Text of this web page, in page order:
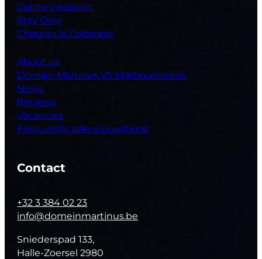
Culinary passion
Stay Over
Chateau la Colombie
About us
Domain Martinus VS Martinushoeve
News
Reviews
Vacancies
Frequently asked questions
Contact
+32 3 384 02 23
info@domeinmartinus.be
Sniederspad 133,
Halle-Zoersel 2980